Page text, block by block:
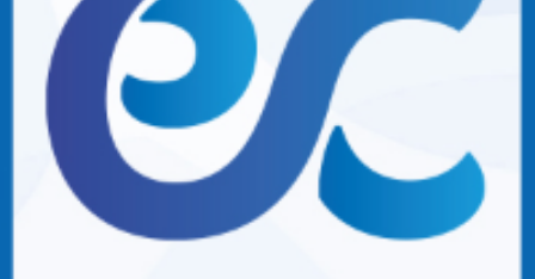
TRIBUTARIO E PENALE TRIBUTARIO
GESTIONE E PROTEZIONE DEL PATRIMONIO
SOCIETARIO E CONTRATTUALISTICA
COMMERCIO INTERNAZIONALE
BANCARIO E FINANZIARIO
NEWS ED EVENTI